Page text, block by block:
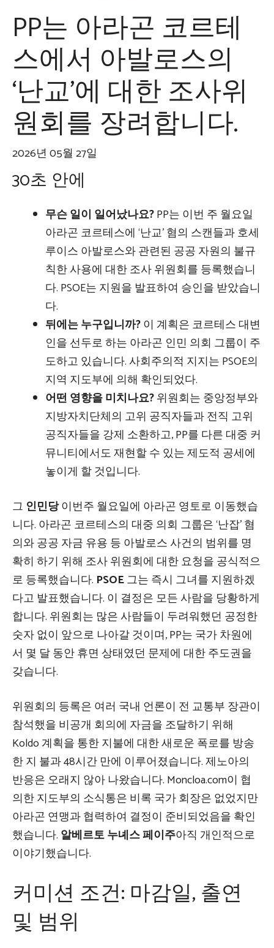
PP는 아라곤 코르테
스에서 아발로스의
‘난교’에 대한 조사위
원회를 장려합니다.
2026년 05월 27일
30초 안에
무슨 일이 일어났나요?PP는 이번 주 월요일
아라곤 코르테스에 ‘난교’ 혐의 스캔들과 호세
루이스 아발로스와 관련된 공공 자원의 불규
칙한 사용에 대한 조사 위원회를 등록했습니
다. PSOE는 지원을 발표하여 승인을 받았습니
다.
뒤에는 누구입니까?이 계획은 코르테스 대변
인을 선두로 하는 아라곤 인민 의회 그룹이 주
도하고 있습니다. 사회주의적 지지는 PSOE의
지역 지도부에 의해 확인되었다.
어떤 영향을 미치나요?위원회는 중앙정부와
지방자치단체의 고위 공직자들과 전직 고위
공직자들을 강제 소환하고, PP를 다른 대중 커
뮤니티에서도 재현할 수 있는 제도적 공세에
놓이게 할 것입니다.
그 인민당이번주 월요일에 아라곤 영토로 이동했습
니다. 아라곤 코르테스의 대중 의회 그룹은 ‘난잡’ 혐
의와 공공 자금 유용 등 아발로스 사건의 범위를 명
확히 하기 위해 조사 위원회에 대한 요청을 공식적으
로 등록했습니다. PSOE그는 즉시 그녀를 지원하겠
다고 발표했습니다. 이 결정은 모든 사람을 당황하게
합니다. 위원회는 많은 사람들이 두려워했던 공정한
숫자 없이 앞으로 나아갈 것이며, PP는 국가 차원에
서 몇 달 동안 휴면 상태였던 문제에 대한 주도권을
갖습니다.
위원회의 등록은 여러 국내 언론이 전 교통부 장관이
참석했을 비공개 회의에 자금을 조달하기 위해
Koldo 계획을 통한 지불에 대한 새로운 폭로를 방송
한 지 불과 48시간 만에 이루어졌습니다. 제노아의
반응은 오래지 않아 나왔습니다. Moncloa.com이 협
의한 지도부의 소식통은 비록 국가 회장은 없었지만
아라곤 연맹과 협력하여 결정이 준비되었음을 확인
했습니다. 알베르토 누녜스 페이주아직 개인적으로
이야기했습니다.
커미션 조건: 마감일, 출연
및 범위